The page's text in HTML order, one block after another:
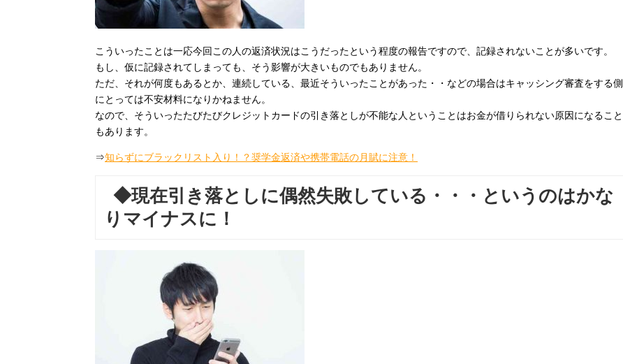
こういったことは一応今回この人の返済状況はこうだったという程度の報告ですので、記録されないことが多いです。
もし、仮に記録されてしまっても、そう影響が大きいものでもありません。
ただ、それが何度もあるとか、連続している、最近そういったことがあった・・などの場合はキャッシング審査をする側
にとっては不安材料になりかねません。
なので、そういったたびたびクレジットカードの引き落としが不能な人ということはお金が借りられない原因になること
もあります。
⇒知らずにブラックリスト入り！？奨学金返済や携帯電話の月賦に注意！
◆現在引き落としに偶然失敗している・・・というのはかな
りマイナスに！